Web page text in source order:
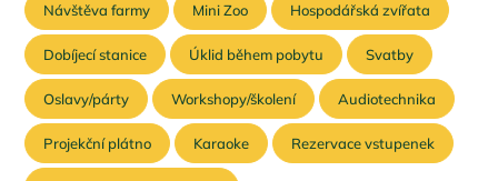
Návštěva farmy Mini Zoo Hospodářská zvířata
Dobíjecí stanice Úklid během pobytu Svatby
Oslavy/párty Workshopy/školení Audiotechnika
Projekční plátno Karaoke Rezervace vstupenek